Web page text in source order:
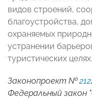
видов строений,
благоустройства,
охраняемых
устранении
туристических целях.
Законопроект №
Федеральный закон